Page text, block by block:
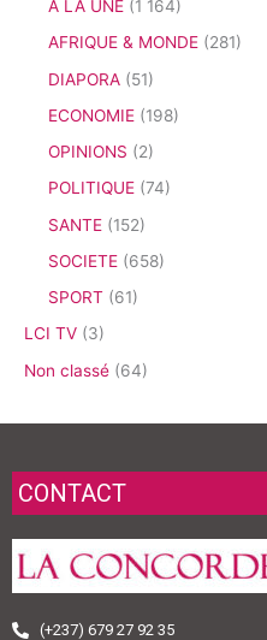
A LA UNE (1 164)
AFRIQUE & MONDE (281)
DIAPORA (51)
ECONOMIE (198)
OPINIONS (2)
POLITIQUE (74)
SANTE (152)
SOCIETE (658)
SPORT (61)
LCI TV (3)
Non classé (64)
CONTACT
(+237) 679 27 92 35